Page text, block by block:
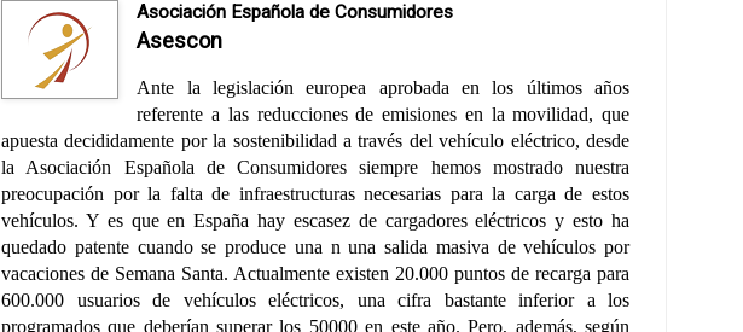
Asociación Española de Consumidores
Asescon
Ante la legislación europea aprobada en los últimos años
referente a las reducciones de emisiones en la movilidad, que
apuesta decididamente por la sostenibilidad a través del vehículo eléctrico, desde
la Asociación Española de Consumidores siempre hemos mostrado nuestra
preocupación por la falta de infraestructuras necesarias para la carga de estos
vehículos. Y es que enEspaña hay escasez de cargadores eléctricos y esto ha
quedado patente cuando se produce una n una salida masiva de vehículos por
vacaciones de Semana Santa. Actualmente existen 20.000 puntos de recarga para
600.000 usuarios de vehículos eléctricos, una cifra bastante inferior a los
programadosque deberían superar los 50000 en este año. Pero, además, según